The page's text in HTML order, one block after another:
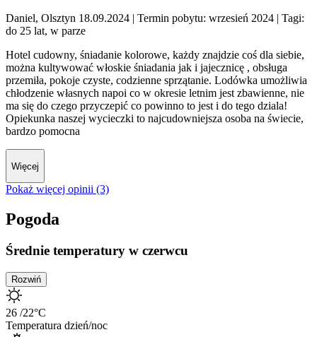
Daniel, Olsztyn 18.09.2024 | Termin pobytu: wrzesień 2024 | Tagi:
do 25 lat, w parze
Hotel cudowny, śniadanie kolorowe, każdy znajdzie coś dla siebie,
można kultywować włoskie śniadania jak i jajecznicę , obsługa
przemiła, pokoje czyste, codzienne sprzątanie. Lodówka umożliwia
chłodzenie własnych napoi co w okresie letnim jest zbawienne, nie
ma się do czego przyczepić co powinno to jest i do tego dziala!
Opiekunka naszej wycieczki to najcudowniejsza osoba na świecie,
bardzo pomocna
Więcej
Pokaż więcej opinii (3)
Pogoda
Średnie temperatury w czerwcu
Rozwiń
26 /22°C
Temperatura dzień/noc